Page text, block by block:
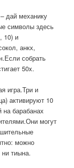
дай механику
символы здесь
10) и
анкх,
собрать
50x.
игра.Три и
активируют 10
барабанах
могут
можно
ни тиына.